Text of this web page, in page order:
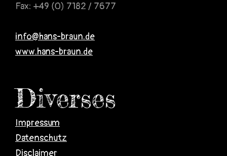
Fax: +49 (0) 7182 / 7677
info@hans-braun.de
www.hans-braun.de
Diverses
Impressum
Datenschutz
Disclaimer